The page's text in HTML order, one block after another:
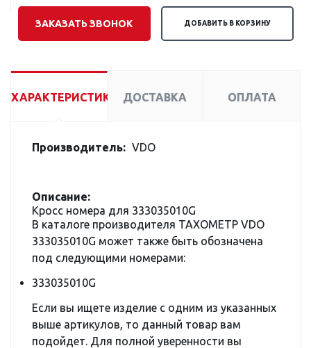
ЗАКАЗАТЬ ЗВОНОК ДОБАВИТЬ В КОРЗИНУ
ХАРАКТЕРИСТИКИ ДОСТАВКА ОПЛАТА
Производитель: VDO
Описание:
Кросс номера для 333035010G
В каталоге производителя ТАХОМЕТР VDO
333035010G может также быть обозначена
под следующими номерами:
333035010G
Если вы ищете изделие с одним из указанных
выше артикулов, то данный товар вам
подойдет. Для полной уверенности вы